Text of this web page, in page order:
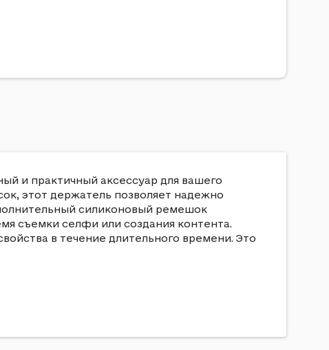
и практичный аксессуар для вашего
этот держатель позволяет надежно
силиконовый ремешок
съемки селфи или создания контента.
в течение длительного времени. Это